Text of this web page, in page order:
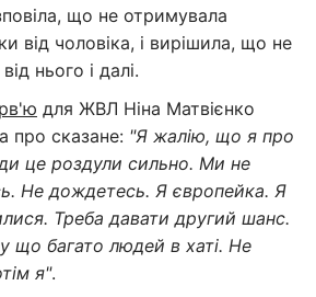
що не отримувала
від чоловіка, і вирішила, що не
нього і далі.
для ЖВЛ Ніна Матвієнко
про сказане: "Я жалію, що я про
це роздули сильно. Ми не
Не дождетесь. Я європейка. Я
Треба давати другий шанс.
що багато людей в хаті. Не
я".